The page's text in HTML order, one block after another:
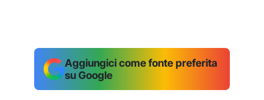
Aggiungici come fonte preferita
su Google